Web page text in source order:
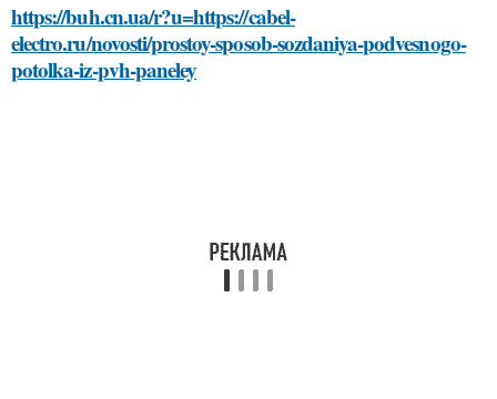
https://buh.cn.ua/r?u=https://cabel-
electro.ru/novosti/prostoy-sposob-sozdaniya-podvesnogo-
potolka-iz-pvh-paneley